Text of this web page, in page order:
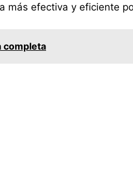
más efectiva y eficiente
completa